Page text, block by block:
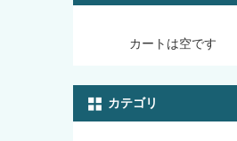
カートは空です
カテゴリ